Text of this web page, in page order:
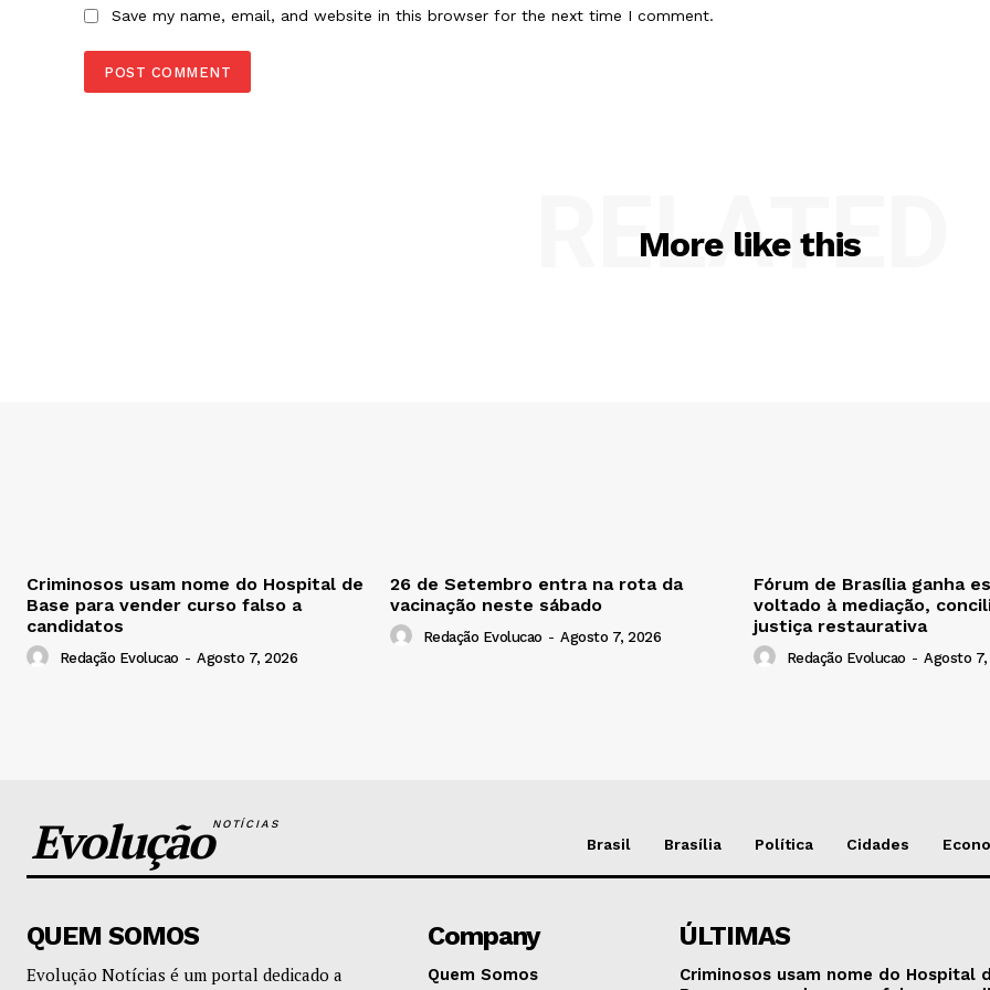
Save my name, email, and website in this browser for the next time I comment.
More like this
RELATED
Criminosos usam nome do Hospital de
Base para vender curso falso a
candidatos
Redação Evolucao - Agosto 7, 2026
26 de Setembro entra na rota da
vacinação neste sábado
Redação Evolucao - Agosto 7, 2026
Fórum de Brasília ganha
voltado à mediação,
justiça restaurativa
Redação Evolucao - Agosto
EvoluçãoNOTÍCIAS
Brasil Brasília Política Cidades
QUEM SOMOS
Evolução Notícias é um portal dedicado a
Company
Quem Somos
ÚLTIMAS
Criminosos usam nome do Hospital